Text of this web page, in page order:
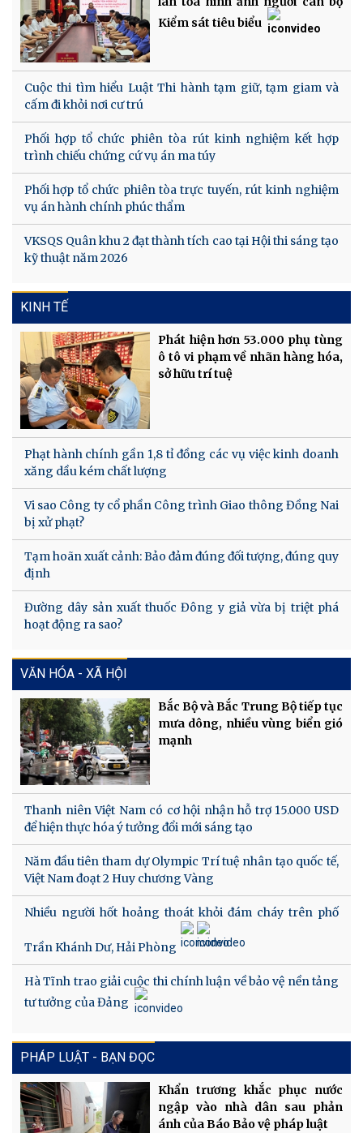
Kiểm sát tiêu biểu
Cuộc thi tìm hiểu Luật Thi hành tạm giữ, tạm giam và
cấm đi khỏi nơi cư trú
Phối hợp tổ chức phiên tòa rút kinh nghiệm kết hợp
trình chiếu chứng cứ vụ án ma túy
Phối hợp tổ chức phiên tòa trực tuyến, rút kinh nghiệm
vụ án hành chính phúc thẩm
VKSQS Quân khu 2 đạt thành tích cao tại Hội thi sáng tạo
kỹ thuật năm 2026
KINH TẾ
Phát hiện hơn 53.000 phụ tùng
ô tô vi phạm về nhãn hàng hóa,
sở hữu trí tuệ
Phạt hành chính gần 1,8 tỉ đồng các vụ việc kinh doanh
xăng dầu kém chất lượng
Vi sao Công ty cổ phần Công trình Giao thông Đồng Nai
bị xử phạt?
Tạm hoãn xuất cảnh: Bảo đảm đúng đối tượng, đúng quy
định
Đường dây sản xuất thuốc Đông y giả vừa bị triệt phá
hoạt động ra sao?
VĂN HÓA - XÃ HỘI
Bắc Bộ và Bắc Trung Bộ tiếp tục
mưa dông, nhiều vùng biển gió
mạnh
Thanh niên Việt Nam có cơ hội nhận hỗ trợ 15.000 USD
để hiện thực hóa ý tưởng đổi mới sáng tạo
Năm đầu tiên tham dự Olympic Trí tuệ nhân tạo quốc tế,
Việt Nam đoạt 2 Huy chương Vàng
Nhiều người hốt hoảng thoát khỏi đám cháy trên phố
Trần Khánh Dư, Hải Phòng
Hà Tĩnh trao giải cuộc thi chính luận về bảo vệ nền tảng
tư tưởng của Đảng
PHÁP LUẬT - BẠN ĐỌC
Khẩn trương khắc phục nước
ngập vào nhà dân sau phản
ánh của Báo Bảo vệ pháp luật